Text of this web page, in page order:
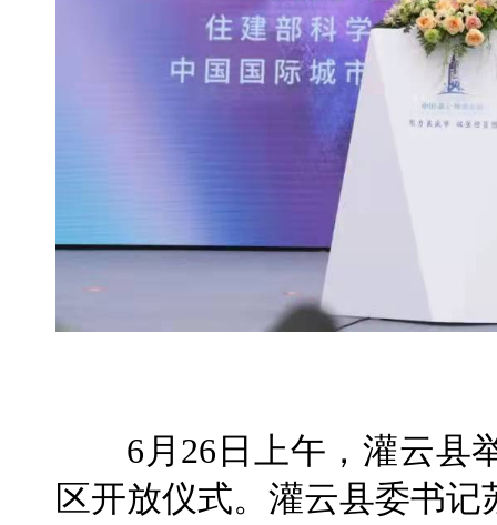
6月26日上午，灌云县
区开放仪式。灌云县委书